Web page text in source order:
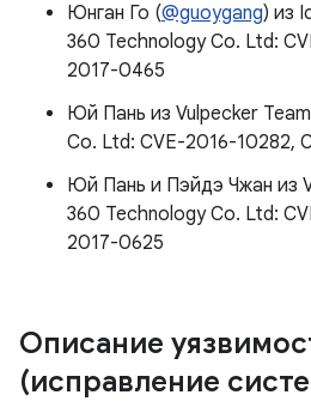
Юнган Го (@guoygang) из
360 Technology Co. Ltd:
2017-0465
Юй Пань из Vulpecker
Co. Ltd: CVE-2016-10282,
Юй Пань и Пэйдэ Чжан из
360 Technology Co. Ltd:
2017-0625
Описание
(исправление